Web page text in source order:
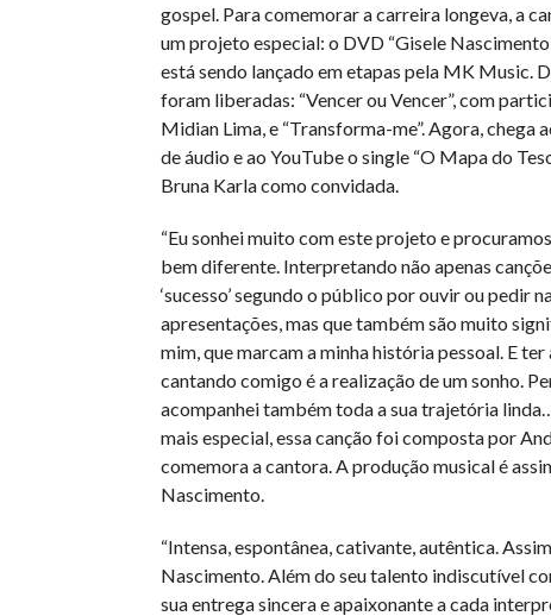
gospel. Para comemorar a carreira longeva, a
um projeto especial: o DVD “Gisele Nascimento
está sendo lançado em etapas pela MK Music.
foram liberadas: “Vencer ou Vencer”, com
Midian Lima, e “Transforma-me”. Agora, chega
de áudio e ao YouTube o single “O Mapa do
Bruna Karla como convidada.
“Eu sonhei muito com este projeto e
bem diferente. Interpretando não apenas
‘sucesso’ segundo o público por ouvir ou pedir
apresentações, mas que também são muito
mim, que marcam a minha história pessoal. E ter
cantando comigo é a realização de um sonho.
acompanhei também toda a sua trajetória
mais especial, essa canção foi composta por
comemora a cantora. A produção musical é
Nascimento.
“Intensa, espontânea, cativante, autêntica.
Nascimento. Além do seu talento indiscutível
sua entrega sincera e apaixonante a cada